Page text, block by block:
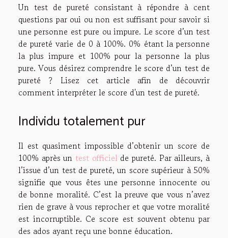
Un test de pureté consistant à répondre à cent
questions par oui ou non est suffisant pour savoir si
une personne est pure ou impure. Le score d’un test
de pureté varie de 0 à 100%. 0% étant la personne
la plus impure et 100% pour la personne la plus
pure. Vous désirez comprendre le score d’un test de
pureté ? Lisez cet article afin de découvrir
comment interpréter le score d'un test de pureté.
Individu totalement pur
Il est quasiment impossible d’obtenir un score de
100% après un test officiel de pureté. Par ailleurs, à
l’issue d’un test de pureté, un score supérieur à 50%
signifie que vous êtes une personne innocente ou
de bonne moralité. C’est la preuve que vous n’avez
rien de grave à vous reprocher et que votre moralité
est incorruptible. Ce score est souvent obtenu par
des ados ayant reçu une bonne éducation.